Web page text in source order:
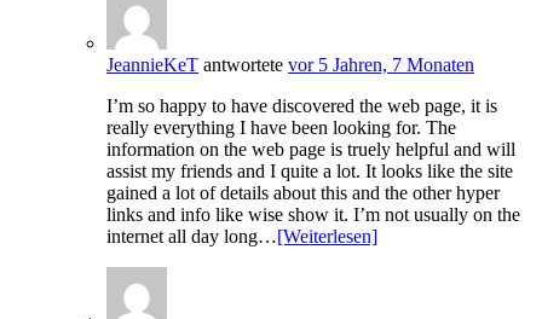
JeannieKeT antwortete vor 5 Jahren, 7 Monaten
I’m so happy to have discovered the web page, it is
really everything I have been looking for. The
information on the web page is truely helpful and will
assist my friends and I quite a lot. It looks like the site
gained a lot of details about this and the other hyper
links and info like wise show it. I’m not usually on the
internet all day long…[Weiterlesen]